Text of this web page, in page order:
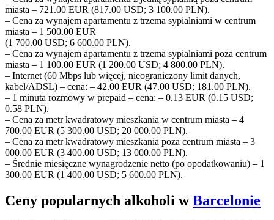
miasta – 721.00 EUR (817.00 USD; 3 100.00 PLN).
– Cena za wynajem apartamentu z trzema sypialniami w centrum
miasta – 1 500.00 EUR
(1 700.00 USD; 6 600.00 PLN).
– Cena za wynajem apartamentu z trzema sypialniami poza centrum
miasta – 1 100.00 EUR (1 200.00 USD; 4 800.00 PLN).
– Internet (60 Mbps lub więcej, nieograniczony limit danych,
kabel/ADSL) – cena: – 42.00 EUR (47.00 USD; 181.00 PLN).
– 1 minuta rozmowy w prepaid – cena: – 0.13 EUR (0.15 USD;
0.58 PLN).
– Cena za metr kwadratowy mieszkania w centrum miasta – 4
700.00 EUR (5 300.00 USD; 20 000.00 PLN).
– Cena za metr kwadratowy mieszkania poza centrum miasta – 3
000.00 EUR (3 400.00 USD; 13 000.00 PLN).
– Średnie miesięczne wynagrodzenie netto (po opodatkowaniu) – 1
300.00 EUR (1 400.00 USD; 5 600.00 PLN).
Ceny popularnych alkoholi wBarcelonie